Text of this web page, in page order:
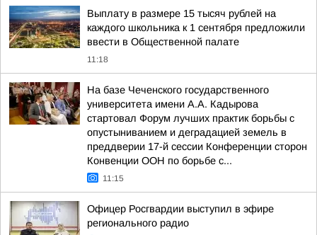
Выплату в размере 15 тысяч рублей на
каждого школьника к 1 сентября предложили
ввести в Общественной палате
11:18
На базе Чеченского государственного
университета имени А.А. Кадырова
стартовал Форум лучших практик борьбы с
опустыниванием и деградацией земель в
преддверии 17-й сессии Конференции сторон
Конвенции ООН по борьбе с...
11:15
Офицер Росгвардии выступил в эфире
регионального радио